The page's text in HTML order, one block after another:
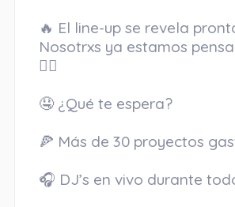
🔥 El line-up se revela
Nosotrxs ya estamos
😮‍💨
🤤 ¿Qué te espera?
🍕 Más de 30 proyectos
🎧 DJ’s en vivo durante